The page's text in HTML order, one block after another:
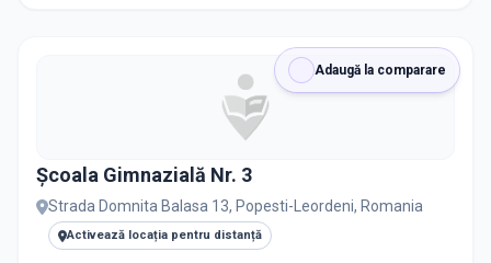
Adaugă la comparare
Școala Gimnazială Nr. 3
Strada Domnita Balasa 13, Popesti-Leordeni, Romania
Activează locația pentru distanță